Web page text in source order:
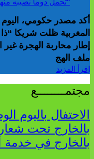
أكد مصدر حكومي، اليوم
المغربية ظلت شريكا
إطار محاربة الهجرة غير
ملف الهج
إقرأ المزيد
مجتمــــــــع
الاحتفال باليوم
بالخارج تحت شعار
بالخارج في خدمة